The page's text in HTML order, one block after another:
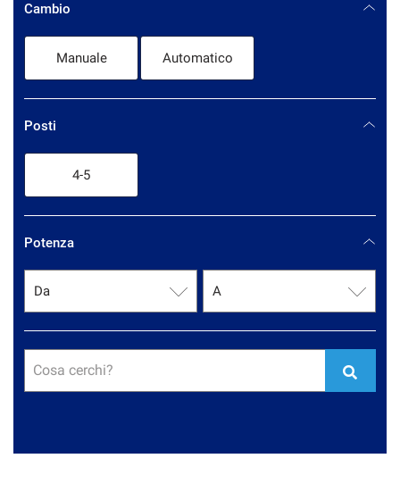
VOLKSWAGEN
9
VOLVO
Cambio
Manuale Automatico
Posti
4-5
Potenza
Cosa cerchi?